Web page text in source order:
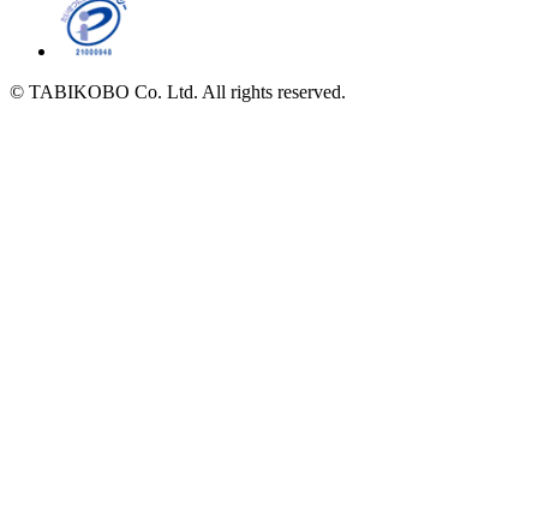
© TABIKOBO Co. Ltd. All rights reserved.